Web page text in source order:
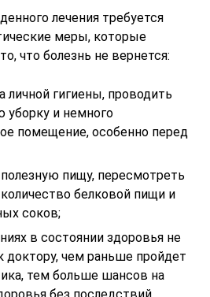
доктору, чем раньше пройдет
тем больше шансов на
без последствий.
течение 10 дней — 3 недель.
и сопутствующих
системы. Большую
исхода вызывает именно